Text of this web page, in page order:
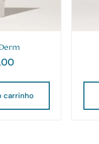
carrinho